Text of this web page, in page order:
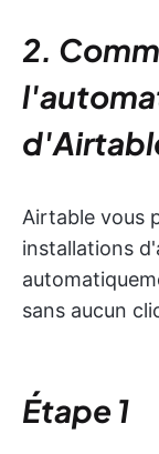
2.
Airtable vous
installations
sans aucun
Étape 1